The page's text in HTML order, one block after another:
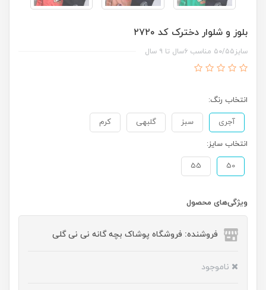
بلوز و شلوار دخترک کد ۲۷۲۰
سایز۵۰/۵۵ مناسب ۶سال تا ۹ سال
انتخاب رنگ:
آجری سبز گلبهی کرم
انتخاب سایز:
50
55
ویژگی‌های محصول
فروشنده: فروشگاه پوشاک بچه گانه نی نی گلی
ناموجود